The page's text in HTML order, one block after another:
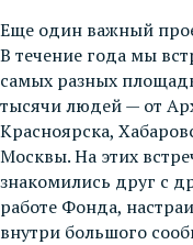
Еще один важный
В течение года мы
самых разных
тысячи людей — от
Красноярска,
Москвы. На этих
знакомились друг с
работе Фонда,
внутри большого